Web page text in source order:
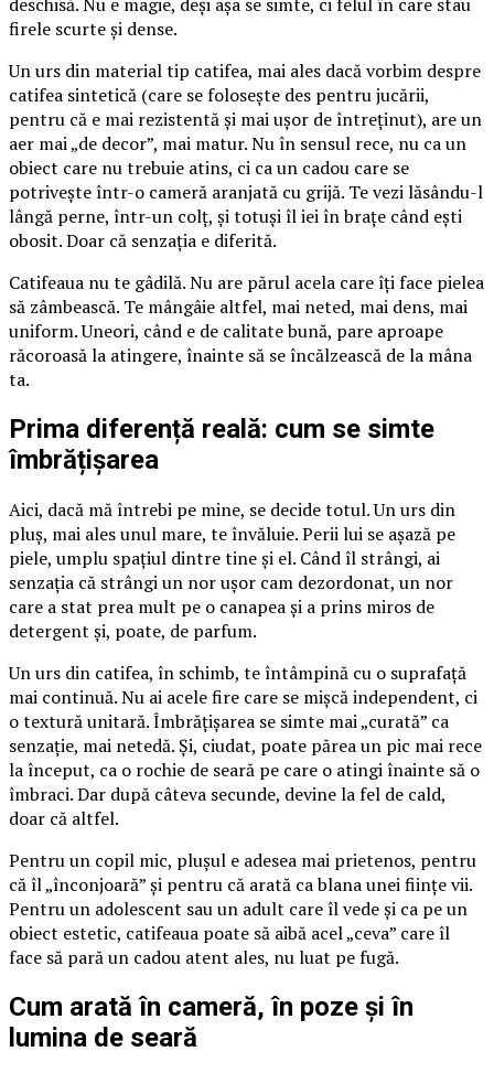
firele scurte și dense.
Un urs din material tip catifea, mai ales dacă vorbim despre
catifea sintetică (care se folosește des pentru jucării,
pentru că e mai rezistentă și mai ușor de întreținut), are un
aer mai „de decor”, mai matur. Nu în sensul rece, nu ca un
obiect care nu trebuie atins, ci ca un cadou care se
potrivește într-o cameră aranjată cu grijă. Te vezi lăsându-l
lângă perne, într-un colț, și totuși îl iei în brațe când ești
obosit. Doar că senzația e diferită.
Catifeaua nu te gâdilă. Nu are părul acela care îți face pielea
să zâmbească. Te mângâie altfel, mai neted, mai dens, mai
uniform. Uneori, când e de calitate bună, pare aproape
răcoroasă la atingere, înainte să se încălzească de la mâna
ta.
Prima diferență reală: cum se simte
îmbrățișarea
Aici, dacă mă întrebi pe mine, se decide totul. Un urs din
pluș, mai ales unul mare, te învăluie. Perii lui se așază pe
piele, umplu spațiul dintre tine și el. Când îl strângi, ai
senzația că strângi un nor ușor cam dezordonat, un nor
care a stat prea mult pe o canapea și a prins miros de
detergent și, poate, de parfum.
Un urs din catifea, în schimb, te întâmpină cu o suprafață
mai continuă. Nu ai acele fire care se mișcă independent, ci
o textură unitară. Îmbrățișarea se simte mai „curată” ca
senzație, mai netedă. Și, ciudat, poate părea un pic mai rece
la început, ca o rochie de seară pe care o atingi înainte să o
îmbraci. Dar după câteva secunde, devine la fel de cald,
doar că altfel.
Pentru un copil mic, plușul e adesea mai prietenos, pentru
că îl „înconjoară” și pentru că arată ca blana unei ființe vii.
Pentru un adolescent sau un adult care îl vede și ca pe un
obiect estetic, catifeaua poate să aibă acel „ceva” care îl
face să pară un cadou atent ales, nu luat pe fugă.
Cum arată în cameră, în poze și în
lumina de seară